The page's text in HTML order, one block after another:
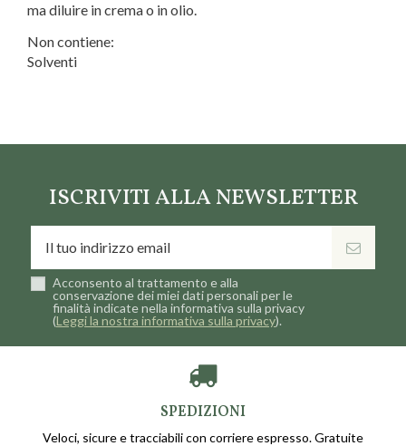
ma diluire in crema o in olio.
Non contiene:
Solventi
ISCRIVITI ALLA NEWSLETTER
Acconsento al trattamento e alla
conservazione dei miei dati personali per le
finalità indicate nella informativa sulla privacy
(Leggi la nostra informativa sulla privacy).
SPEDIZIONI
Veloci, sicure e tracciabili con corriere espresso. Gratuite